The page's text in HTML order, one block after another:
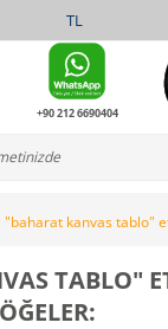
TL
+90 212 6690404
"baharat kanvas tablo"
TABLO"